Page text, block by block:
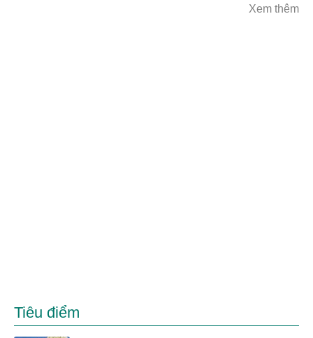
Xem thêm
Tiêu điểm